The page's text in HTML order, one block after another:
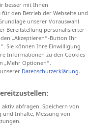
besser mit Ihnen
den Betrieb der Webseite und
unserer Vorauswahl
Bereitstellung personalisierter
„Akzeptieren“-Button Ihr
Sie können Ihre Einwilligung
Informationen zu den Cookies
„Mehr Optionen“.
Datenschutzerklärung.
abfragen. Speichern von
Inhalte, Messung von